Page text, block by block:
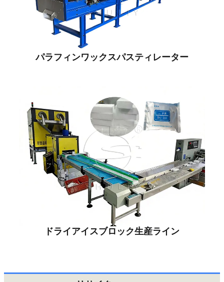
パラフィンワックスパスティレーター
ドライアイスブロック生産ライン